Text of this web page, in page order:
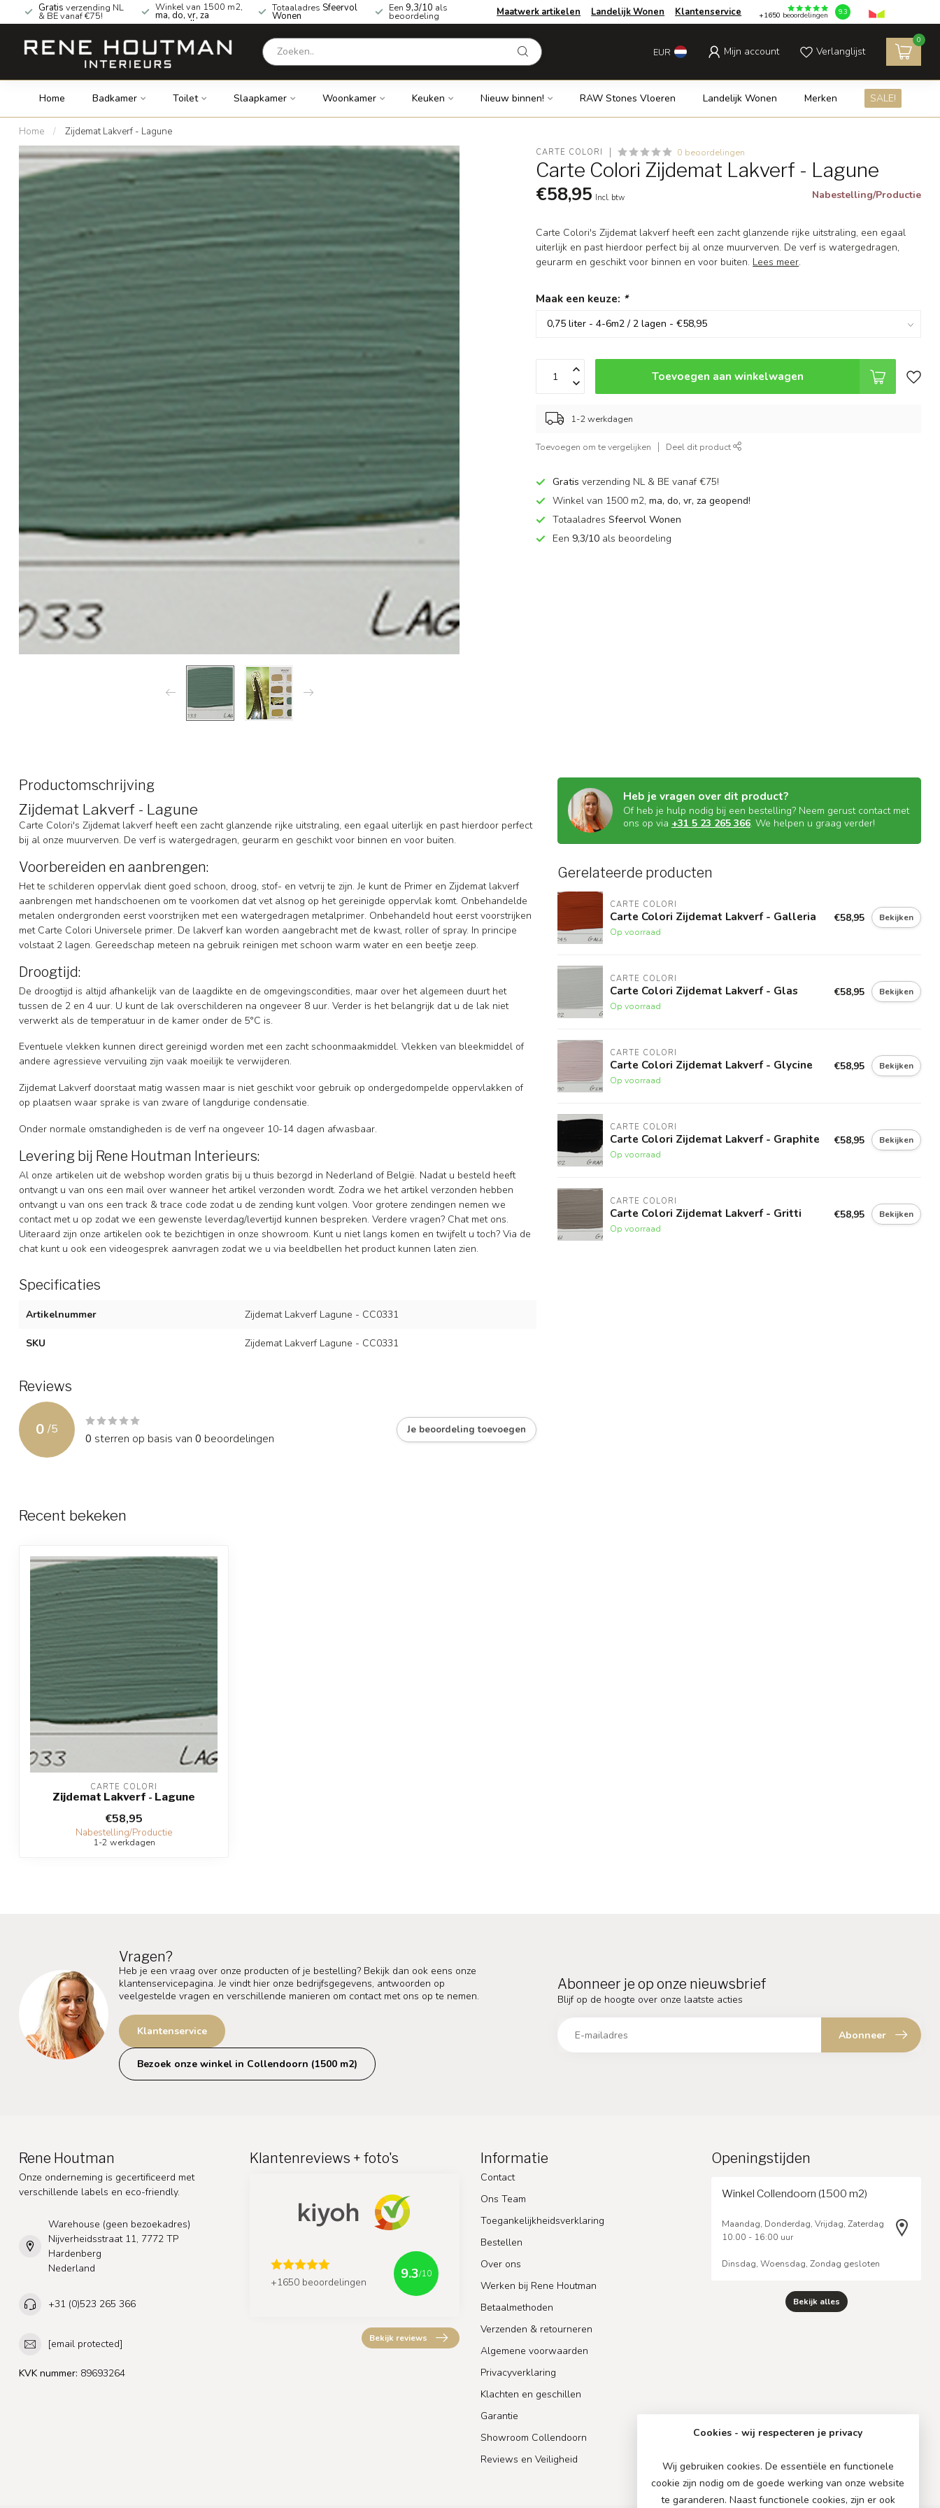
Gratis verzending NL
& BE vanaf €75!
Winkel van 1500 m2,
ma, do, vr, za
geopend!
Totaaladres Sfeervol
Wonen
Een 9,3/10 als
beoordeling Maatwerk artikelen Landelijk Wonen Klantenservice +1650 beoordelingen 9.3
EUR Mijn account Verlanglijst
0
Home Badkamer Toilet Slaapkamer Woonkamer Keuken Nieuw binnen! RAW Stones Vloeren Landelijk Wonen Merken SALE!
Home / Zijdemat Lakverf - Lagune
CARTE COLORI 0 beoordelingen
Carte Colori Zijdemat Lakverf - Lagune
€58,95 Incl. btw Nabestelling/Productie
Carte Colori′s Zijdemat lakverf heeft een zacht glanzende rijke uitstraling, een egaal
uiterlijk en past hierdoor perfect bij al onze muurverven. De verf is watergedragen,
geurarm en geschikt voor binnen en voor buiten. Lees meer.
Maak een keuze: *
Toevoegen aan winkelwagen
1-2 werkdagen
Toevoegen om te vergelijken Deel dit product
Gratisverzending NL & BE vanaf €75!
Winkel van 1500 m2,ma, do, vr, za geopend!
TotaaladresSfeervol Wonen
Een 9,3/10 als beoordeling
Productomschrijving
Zijdemat Lakverf - Lagune
Carte Colori′s Zijdemat lakverf heeft een zacht glanzende rijke uitstraling, een egaal uiterlijk en past hierdoor perfect
bij al onze muurverven. De verf is watergedragen, geurarm en geschikt voor binnen en voor buiten.
Voorbereiden en aanbrengen:
Het te schilderen oppervlak dient goed schoon, droog, stof- en vetvrij te zijn. Je kunt de Primer en Zijdemat lakverf
aanbrengen met handschoenen om te voorkomen dat vet alsnog op het gereinigde oppervlak komt. Onbehandelde
metalen ondergronden eerst voorstrijken met een watergedragen metalprimer. Onbehandeld hout eerst voorstrijken
met Carte Colori Universele primer. De lakverf kan worden aangebracht met de kwast, roller of spray. In principe
volstaat 2 lagen. Gereedschap meteen na gebruik reinigen met schoon warm water en een beetje zeep.
Droogtijd:
De droogtijd is altijd afhankelijk van de laagdikte en de omgevingscondities, maar over het algemeen duurt het
tussen de 2 en 4 uur. U kunt de lak overschilderen na ongeveer 8 uur. Verder is het belangrijk dat u de lak niet
verwerkt als de temperatuur in de kamer onder de 5°C is.
Eventuele vlekken kunnen direct gereinigd worden met een zacht schoonmaakmiddel. Vlekken van bleekmiddel of
andere agressieve vervuiling zijn vaak moeilijk te verwijderen.
Zijdemat Lakverf doorstaat matig wassen maar is niet geschikt voor gebruik op ondergedompelde oppervlakken of
op plaatsen waar sprake is van zware of langdurige condensatie.
Onder normale omstandigheden is de verf na ongeveer 10-14 dagen afwasbaar.
Levering bij Rene Houtman Interieurs:
Al onze artikelen uit de webshop worden gratis bij u thuis bezorgd in Nederland of België. Nadat u besteld heeft
ontvangt u van ons een mail over wanneer het artikel verzonden wordt. Zodra we het artikel verzonden hebben
ontvangt u van ons een track & trace code zodat u de zending kunt volgen. Voor grotere zendingen nemen we
contact met u op zodat we een gewenste leverdag/levertijd kunnen bespreken. Verdere vragen? Chat met ons.
Uiteraard zijn onze artikelen ook te bezichtigen in onze showroom. Kunt u niet langs komen en twijfelt u toch? Via de
chat kunt u ook een videogesprek aanvragen zodat we u via beeldbellen het product kunnen laten zien.
Specificaties
Artikelnummer Zijdemat Lakverf Lagune - CC0331
SKU Zijdemat Lakverf Lagune - CC0331
Reviews
0 /5
0 sterren op basis van 0 beoordelingen
Je beoordeling toevoegen
Heb je vragen over dit product?
Of heb je hulp nodig bij een bestelling? Neem gerust contact met
ons op via +31 5 23 265 366. We helpen u graag verder!
Gerelateerde producten
CARTE COLORI
Carte Colori Zijdemat Lakverf - Galleria
Op voorraad
€58,95 Bekijken
CARTE COLORI
Carte Colori Zijdemat Lakverf - Glas
Op voorraad
€58,95 Bekijken
CARTE COLORI
Carte Colori Zijdemat Lakverf - Glycine
Op voorraad
€58,95 Bekijken
CARTE COLORI
Carte Colori Zijdemat Lakverf - Graphite
Op voorraad
€58,95 Bekijken
CARTE COLORI
Carte Colori Zijdemat Lakverf - Gritti
Op voorraad
€58,95 Bekijken
Recent bekeken
CARTE COLORI
Zijdemat Lakverf - Lagune
€58,95
Nabestelling/Productie
1-2 werkdagen
Vragen?
Heb je een vraag over onze producten of je bestelling? Bekijk dan ook eens onze
klantenservicepagina. Je vindt hier onze bedrijfsgegevens, antwoorden op
veelgestelde vragen en verschillende manieren om contact met ons op te nemen.
Klantenservice
Bezoek onze winkel in Collendoorn (1500 m2)
Abonneer je op onze nieuwsbrief
Blijf op de hoogte over onze laatste acties
Abonneer
Rene Houtman
Onze onderneming is gecertificeerd met
verschillende labels en eco-friendly.
Warehouse (geen bezoekadres)
Nijverheidsstraat 11, 7772 TP
Hardenberg
Nederland
+31 (0)523 265 366
[email protected]
KVK nummer: 89693264
Klantenreviews + foto's
+1650 beoordelingen
9.3/10
Bekijk reviews
Informatie
Contact
Ons Team
Toegankelijkheidsverklaring
Bestellen
Over ons
Werken bij Rene Houtman
Betaalmethoden
Verzenden & retourneren
Algemene voorwaarden
Privacyverklaring
Klachten en geschillen
Garantie
Showroom Collendoorn
Reviews en Veiligheid
Openingstijden
Winkel Collendoorn (1500 m2)
Maandag, Donderdag, Vrijdag, Zaterdag
10.00 - 16:00 uur
Dinsdag, Woensdag, Zondag gesloten
Bekijk alles
Cookies - wij respecteren je privacy
Wij gebruiken cookies. De essentiële en functionele
cookie zijn nodig om de goede werking van onze website
te garanderen. Naast functionele cookies, zijn er ook